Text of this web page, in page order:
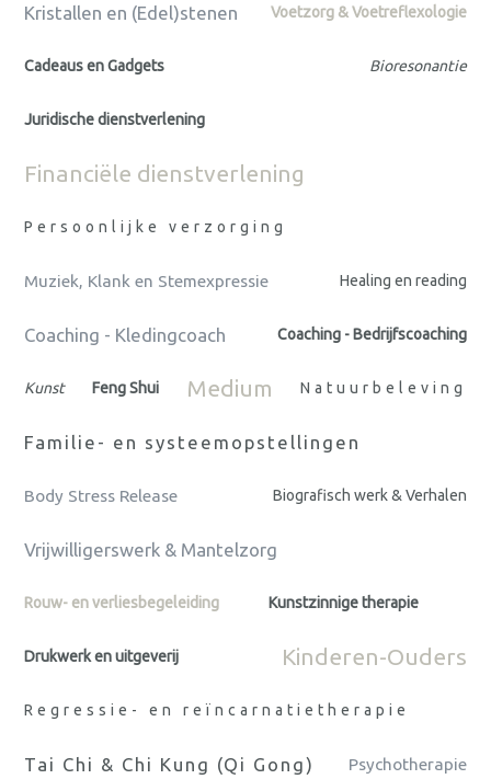
Kristallen en (Edel)stenen Voetzorg & Voetreflexologie
Cadeaus en Gadgets Bioresonantie
Juridische dienstverlening
Financiële dienstverlening
Persoonlijke verzorging
Muziek, Klank en Stemexpressie Healing en reading
Coaching - Kledingcoach Coaching - Bedrijfscoaching
Kunst Feng Shui Medium Natuurbeleving
Familie- en systeemopstellingen
Body Stress Release Biografisch werk & Verhalen
Vrijwilligerswerk & Mantelzorg
Rouw- en verliesbegeleiding Kunstzinnige therapie
Drukwerk en uitgeverij Kinderen-Ouders
Regressie- en reïncarnatietherapie
Tai Chi & Chi Kung (Qi Gong) Psychotherapie